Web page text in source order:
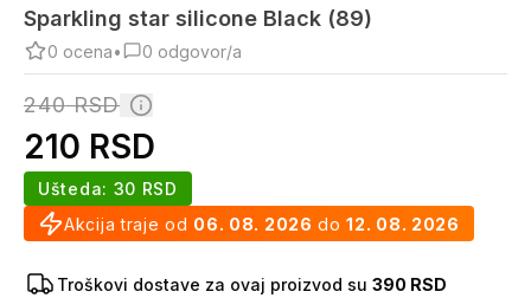
Sparkling star silicone Black (89)
0 ocena• 0 odgovor/a
240RSD
210 RSD
Akcija traje od 06. 08. 2026 do 12. 08. 2026
Ušteda: 30 RSD
Troškovi dostave za ovaj proizvod su 390 RSD